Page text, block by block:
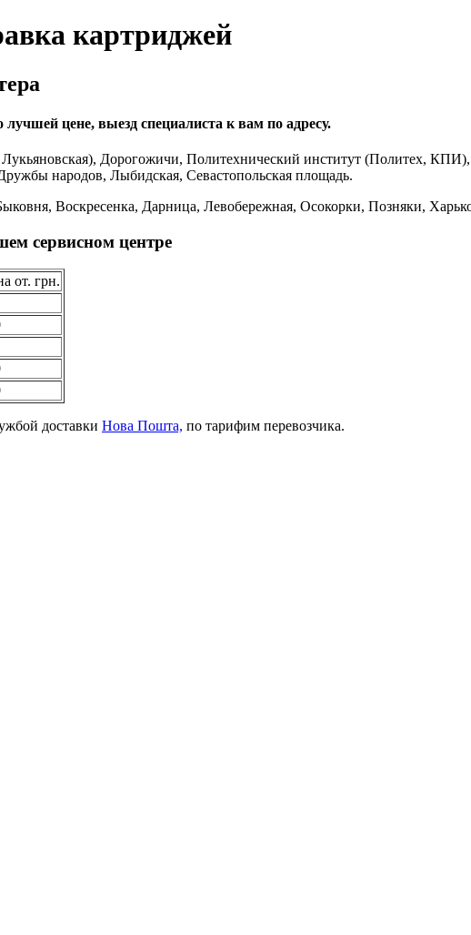
картриджей
цене, выезд специалиста к вам по адресу.
Лукьяновская), Дорогожичи, Политехнический институт (Политех,
народов, Лыбидская, Севастопольская площадь.
Воскресенка, Дарница, Левобережная, Осокорки, Позняки,
сервисном центре
от. грн.
доставки Нова Пошта, по тарифим перевозчика.